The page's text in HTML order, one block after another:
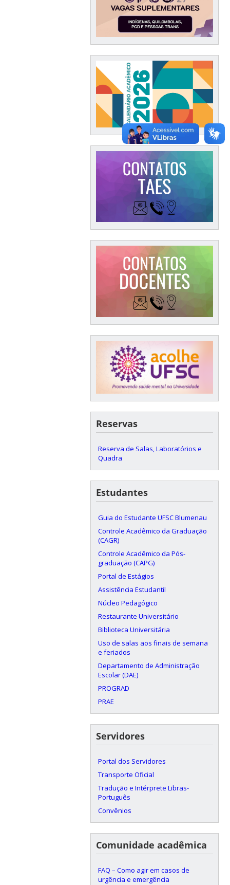
Reservas
Reserva de Salas, Laboratórios e
Quadra
Estudantes
Guia do Estudante UFSC Blumenau
Controle Acadêmico da Graduação
(CAGR)
Controle Acadêmico da Pós-
graduação (CAPG)
Portal de Estágios
Assistência Estudantil
Núcleo Pedagógico
Restaurante Universitário
Biblioteca Universitária
Uso de salas aos finais de semana
e feriados
Departamento de Administração
Escolar (DAE)
PROGRAD
PRAE
Servidores
Portal dos Servidores
Transporte Oficial
Tradução e Intérprete Libras-
Português
Convênios
Comunidade acadêmica
FAQ – Como agir em casos de
urgência e emergência